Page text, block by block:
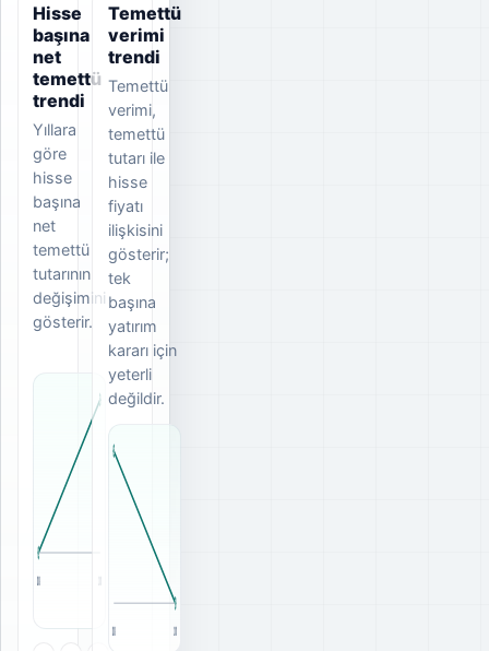
Hisse
başına
net
temettü
trendi
Yıllara
göre
hisse
başına
net
temettü
tutarının
değişimini
gösterir.
2008 2010
Temettü
verimi
trendi
Temettü
verimi,
temettü
tutarı ile
hisse
fiyatı
ilişkisini
gösterir;
tek
başına
yatırım
kararı için
yeterli
değildir.
2008 2010